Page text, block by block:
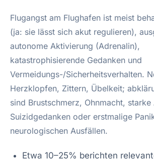
Flugangst am Flughafen ist meist
(ja: sie lässt sich akut regulieren),
autonome Aktivierung (Adrenalin),
katastrophisierende Gedanken und
Vermeidungs-/Sicherheitsverhalten.
Herzklopfen, Zittern, Übelkeit;
sind Brustschmerz, Ohnmacht, starke
Suizidgedanken oder erstmalige
neurologischen Ausfällen.
Etwa 10–25% berichten